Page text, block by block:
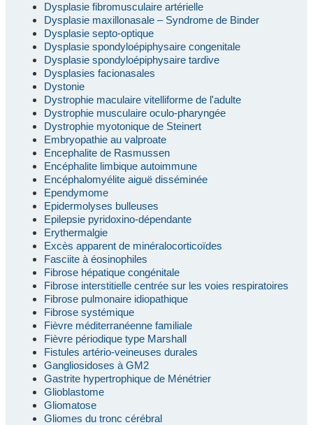
Dysplasie fibromusculaire artérielle
Dysplasie maxillonasale – Syndrome de Binder
Dysplasie septo-optique
Dysplasie spondyloépiphysaire congenitale
Dysplasie spondyloépiphysaire tardive
Dysplasies facionasales
Dystonie
Dystrophie maculaire vitelliforme de l'adulte
Dystrophie musculaire oculo-pharyngée
Dystrophie myotonique de Steinert
Embryopathie au valproate
Encephalite de Rasmussen
Encéphalite limbique autoimmune
Encéphalomyélite aiguë disséminée
Ependymome
Epidermolyses bulleuses
Epilepsie pyridoxino-dépendante
Erythermalgie
Excès apparent de minéralocorticoïdes
Fasciite à éosinophiles
Fibrose hépatique congénitale
Fibrose interstitielle centrée sur les voies respiratoires
Fibrose pulmonaire idiopathique
Fibrose systémique
Fièvre méditerranéenne familiale
Fièvre périodique type Marshall
Fistules artério-veineuses durales
Gangliosidoses à GM2
Gastrite hypertrophique de Ménétrier
Glioblastome
Gliomatose
Gliomes du tronc cérébral